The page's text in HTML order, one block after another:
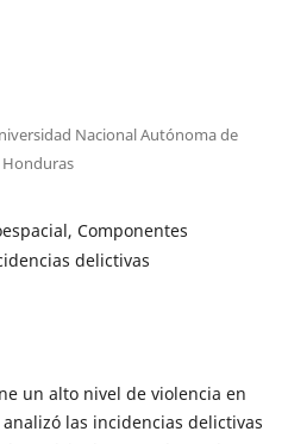
Nacional Autónoma de
Honduras
Componentes
delictivas
un alto nivel de violencia en
las incidencias delictivas